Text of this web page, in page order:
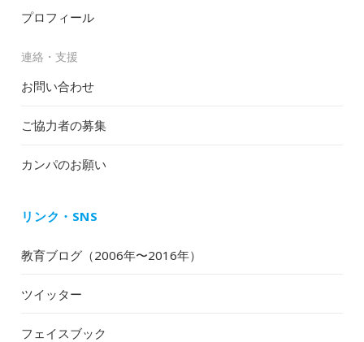
プロフィール
連絡・支援
お問い合わせ
ご協力者の募集
カンパのお願い
リンク・SNS
教育ブログ（2006年〜2016年）
ツイッター
フェイスブック